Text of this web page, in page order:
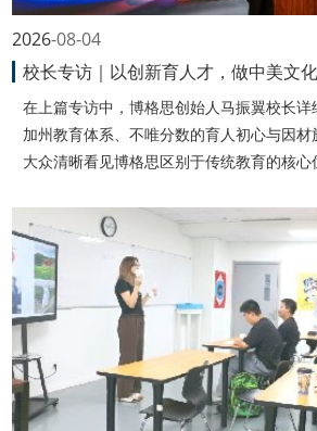
08-04
2026
在上篇专访中，博格思创始人马振翼校长
加州教育体系、不唯分数的育人初心与因
大众清晰看见博格思区别于传统教育的核心